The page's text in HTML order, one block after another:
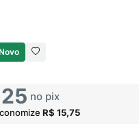
no pix
R$ 15,75